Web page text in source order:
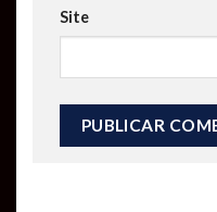
Site